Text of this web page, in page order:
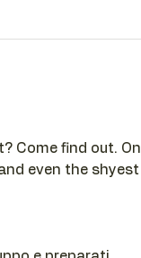
Come find out. On
even the shyest